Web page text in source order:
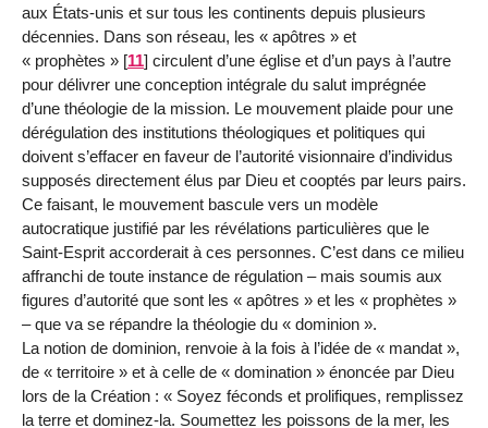
aux États-unis et sur tous les continents depuis plusieurs
décennies. Dans son réseau, les « apôtres » et
« prophètes » [11] circulent d’une église et d’un pays à l’autre
pour délivrer une conception intégrale du salut imprégnée
d’une théologie de la mission. Le mouvement plaide pour une
dérégulation des institutions théologiques et politiques qui
doivent s’effacer en faveur de l’autorité visionnaire d’individus
supposés directement élus par Dieu et cooptés par leurs pairs.
Ce faisant, le mouvement bascule vers un modèle
autocratique justifié par les révélations particulières que le
Saint-Esprit accorderait à ces personnes. C’est dans ce milieu
affranchi de toute instance de régulation – mais soumis aux
figures d’autorité que sont les « apôtres » et les « prophètes »
– que va se répandre la théologie du « dominion ».
La notion de dominion, renvoie à la fois à l’idée de « mandat »,
de « territoire » et à celle de « domination » énoncée par Dieu
lors de la Création : « Soyez féconds et prolifiques, remplissez
la terre et dominez-la. Soumettez les poissons de la mer, les